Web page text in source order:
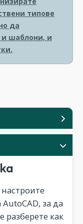
за да
как
типове
да
и шаблони, и